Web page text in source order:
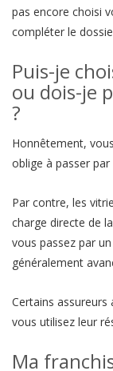
pas encore choisi
compléter le
Puis-je
ou dois-je
?
Honnêtement,
oblige à passer
Par contre, les
charge directe de
vous passez par
généralement
Certains assureurs
vous utilisez leur
Ma